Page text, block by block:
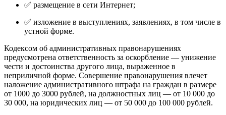
✅ размещение в сети Интернет;
✅ изложение в выступлениях, заявлениях, в том числе в
устной форме.
Кодексом об административных правонарушениях
предусмотрена ответственность за оскорбление — унижение
чести и достоинства другого лица, выраженное в
неприличной форме. Совершение правонарушения влечет
наложение административного штрафа на граждан в размере
от 1000 до 3000 рублей, на должностных лиц — от 10 000 до
30 000, на юридических лиц — от 50 000 до 100 000 рублей.